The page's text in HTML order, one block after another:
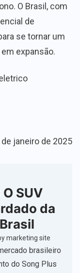
O Brasil, com
de
se tornar um
expansão.
de janeiro de 2025
SUV
da
marketing site
brasileiro
do Song Plus